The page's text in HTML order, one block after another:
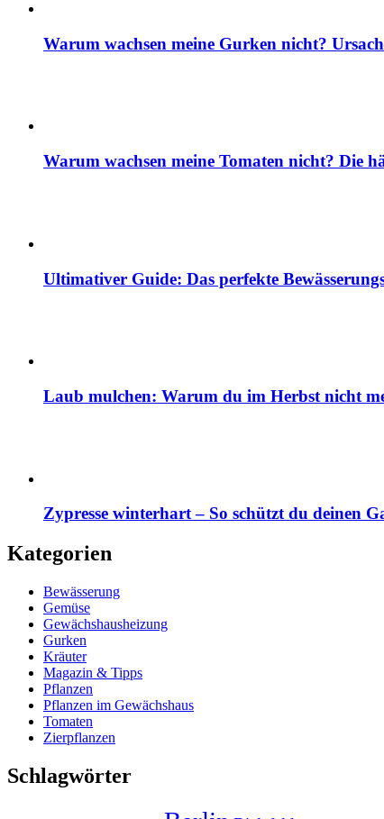
Warum wachsen meine Gurken nicht?
Warum wachsen meine Tomaten nicht? Die
Ultimativer Guide: Das perfekte
Laub mulchen: Warum du im Herbst nicht
Zypresse winterhart – So schützt du deinen
Kategorien
Bewässerung
Gemüse
Gewächshausheizung
Gurken
Kräuter
Magazin & Tipps
Pflanzen
Pflanzen im Gewächshaus
Tomaten
Zierpflanzen
Schlagwörter